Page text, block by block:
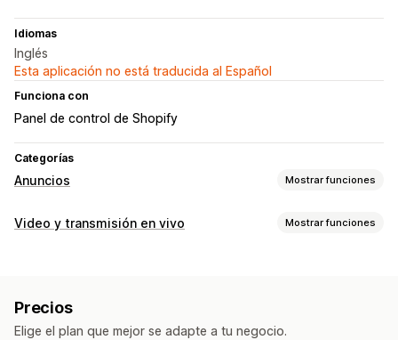
Idiomas
Inglés
Esta aplicación no está traducida al Español
Funciona con
Panel de control de Shopify
Categorías
Anuncios Mostrar funciones
Segmentación
Optimización de IA
Imágenes y videos de IA
Redes sociales
Video y transmisión en vivo Mostrar funciones
Compartir en redes sociales
Precios
Elige el plan que mejor se adapte a tu negocio.